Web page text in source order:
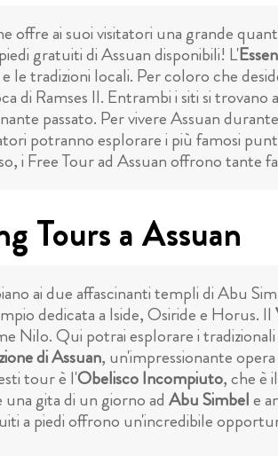
offre ai suoi visitatori una grande
gratuiti di Assuan disponibili! L'
le tradizioni locali. Per coloro che
Ramses II. Entrambi i siti si
passato. Per vivere Assuan
potranno esplorare i più famosi
i Free Tour ad Assuan offrono tante
Tours a Assuan
ai due affascinanti templi di Abu
dedicata a Iside, Osiride e Horus. Il
Nilo. Qui potrai esplorare i
di Assuan, un'impressionante
tour è l'Obelisco Incompiuto, che è
gita di un giorno ad Abu Simbele
a piedi offrono un'incredibile